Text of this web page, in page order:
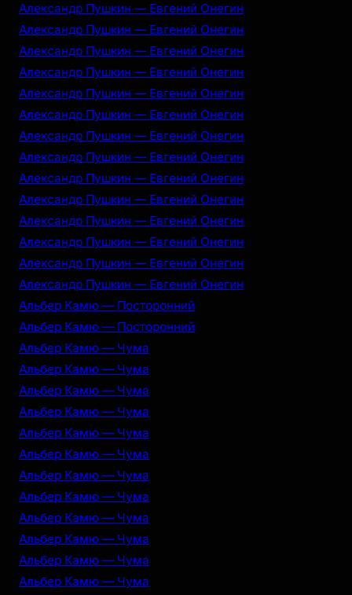
Александр Пушкин — Евгений Онегин
Александр Пушкин — Евгений Онегин
Александр Пушкин — Евгений Онегин
Александр Пушкин — Евгений Онегин
Александр Пушкин — Евгений Онегин
Александр Пушкин — Евгений Онегин
Александр Пушкин — Евгений Онегин
Александр Пушкин — Евгений Онегин
Александр Пушкин — Евгений Онегин
Александр Пушкин — Евгений Онегин
Александр Пушкин — Евгений Онегин
Александр Пушкин — Евгений Онегин
Александр Пушкин — Евгений Онегин
Александр Пушкин — Евгений Онегин
Альбер Камю — Посторонний
Альбер Камю — Посторонний
Альбер Камю — Чума
Альбер Камю — Чума
Альбер Камю — Чума
Альбер Камю — Чума
Альбер Камю — Чума
Альбер Камю — Чума
Альбер Камю — Чума
Альбер Камю — Чума
Альбер Камю — Чума
Альбер Камю — Чума
Альбер Камю — Чума
Альбер Камю — Чума